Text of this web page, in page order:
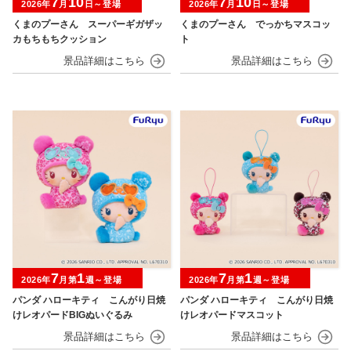
くまのプーさん スーパーギガザッ
カもちもちクッション
2026年 月 日～登場
くまのプーさん でっかちマスコッ
ト
2026年 月 日～登場
パンダ ハローキティ こんがり日焼
けレオパードBIGぬいぐるみ
2026年7月第1週～登場
パンダ ハローキティ こんがり日焼
けレオパードマスコット
2026年7月第1週～登場